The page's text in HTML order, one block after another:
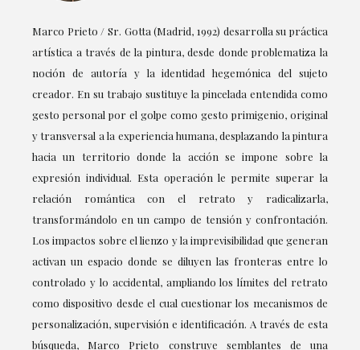
Marco Prieto / Sr. Gotta (Madrid, 1992) desarrolla su práctica
artística a través de la pintura, desde donde problematiza la
noción de autoría y la identidad hegemónica del sujeto
creador. En su trabajo sustituye la pincelada entendida como
gesto personal por el golpe como gesto primigenio, original
y transversal a la experiencia humana, desplazando la pintura
hacia un territorio donde la acción se impone sobre la
expresión individual. Esta operación le permite superar la
relación romántica con el retrato y radicalizarla,
transformándolo en un campo de tensión y confrontación.
Los impactos sobre el lienzo y la imprevisibilidad que generan
activan un espacio donde se diluyen las fronteras entre lo
controlado y lo accidental, ampliando los límites del retrato
como dispositivo desde el cual cuestionar los mecanismos de
personalización, supervisión e identificación. A través de esta
búsqueda, Marco Prieto construye semblantes de una